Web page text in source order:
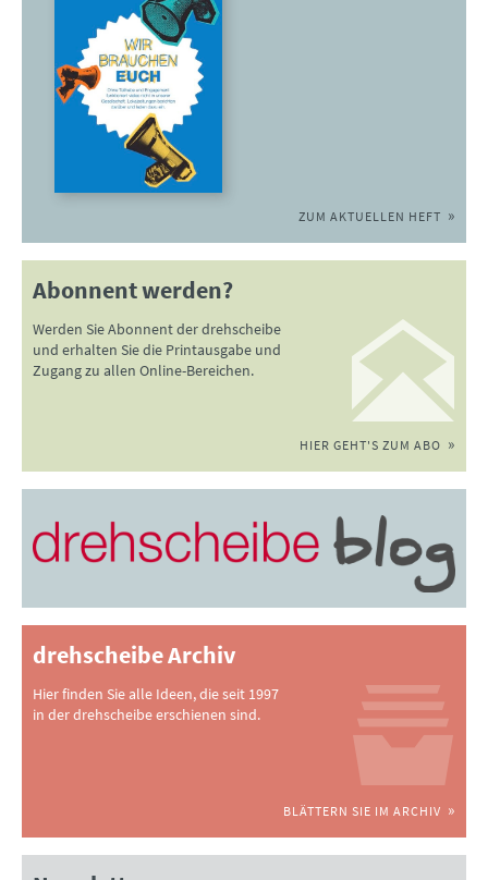
ZUM AKTUELLEN HEFT
Abonnent werden?
Werden Sie Abonnent der drehscheibe
und erhalten Sie die Printausgabe und
Zugang zu allen Online-Bereichen.
HIER GEHT'S ZUM ABO
drehscheibe Archiv
Hier finden Sie alle Ideen, die seit 1997
in der drehscheibe erschienen sind.
BLÄTTERN SIE IM ARCHIV